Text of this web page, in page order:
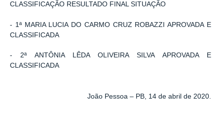
CLASSIFICAÇÃO RESULTADO FINAL SITUAÇÃO
- 1ª MARIA LUCIA DO CARMO CRUZ ROBAZZI APROVADA E
CLASSIFICADA
- 2ª ANTÔNIA LÊDA OLIVEIRA SILVA APROVADA E
CLASSIFICADA
João Pessoa – PB, 14 de abril de 2020.